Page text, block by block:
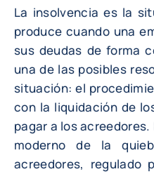
La insolvencia es la
produce cuando una
sus deudas de forma
una de las posibles
situación: el
con la liquidación de
pagar a los
moderno de la
acreedores, regulado